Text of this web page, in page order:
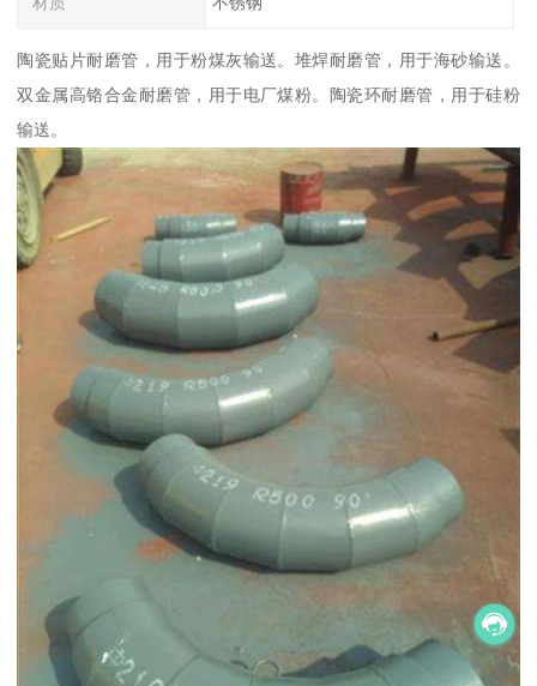
陶瓷贴片耐磨管，用于粉煤灰输送。堆焊耐磨管，用于海砂输送。
双金属高铬合金耐磨管，用于电厂煤粉。陶瓷环耐磨管，用于硅粉
输送。